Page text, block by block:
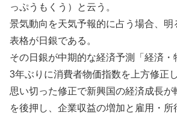
っぷうもくう）と云う。
景気動向を天気予報的に占う場合、明
表格が日銀である。
その日銀が中期的な経済予測「経済
3年ぶりに消費者物価指数を上方修正
思い切った修正で新興国の経済成長が
を後押し、企業収益の増加と雇用・